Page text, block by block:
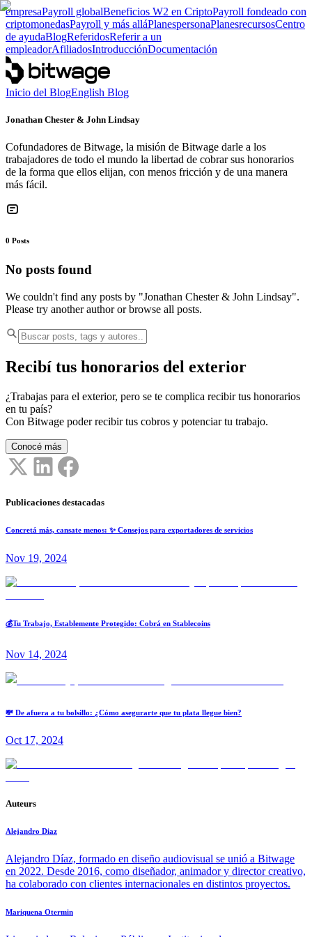
empresaPayroll globalBeneficios W2 en CriptoPayroll fondeado con
criptomonedasPayroll y más alláPlanespersonaPlanesrecursosCentro
de ayudaBlogReferidosReferir a un
empleadorAfiliadosIntroducciónDocumentación
Inicio del BlogEnglish Blog
Jonathan Chester & John Lindsay
Cofundadores de Bitwage, la misión de Bitwage darle a los
trabajadores de todo el mundo la libertad de cobrar sus honorarios
de la forma que ellos elijan, con menos fricción y de una manera
más fácil.
0 Posts
No posts found
We couldn't find any posts by "Jonathan Chester & John Lindsay".
Please try another author or browse all posts.
Recibí tus honorarios del exterior
¿Trabajas para el exterior, pero se te complica recibir tus honorarios
en tu país?
Con Bitwage poder recibir tus cobros y potenciar tu trabajo.
Conocé más
Publicaciones destacadas
Concretá más, cansate menos: ✨ Consejos para exportadores de servicios
Nov 19, 2024
💰Tu Trabajo, Establemente Protegido: Cobrá en Stablecoins
Nov 14, 2024
💸 De afuera a tu bolsillo: ¿Cómo asegurarte que tu plata llegue bien?
Oct 17, 2024
Auteurs
Alejandro Diaz
Alejandro Díaz, formado en diseño audiovisual se unió a Bitwage
en 2022. Desde 2016, como diseñador, animador y director creativo,
ha colaborado con clientes internacionales en distintos proyectos.
Mariquena Otermin